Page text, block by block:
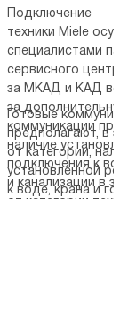
Подключение
техники Miele
специалистами
сервисного
за МКАД и КАД
за
коммуникации
наличие
подключения к
и канализации в
от категории
Готовые
предполагают, в
от категории,
установленной
к воде, крана и